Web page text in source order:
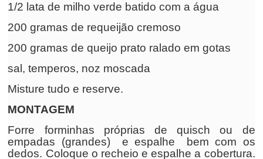
1/2 lata de milho verde batido com a água
200 gramas de requeijão cremoso
200 gramas de queijo prato ralado em gotas
sal, temperos, noz moscada
Misture tudo e reserve.
MONTAGEM
Forre forminhas próprias de quisch ou de
empadas (grandes) e espalhe bem com os
dedos. Coloque o recheio e espalhe a cobertura.